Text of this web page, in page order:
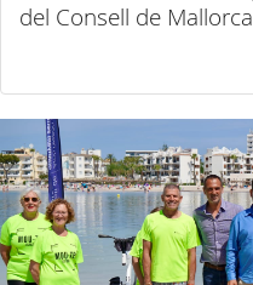
del Consell de Mallorca